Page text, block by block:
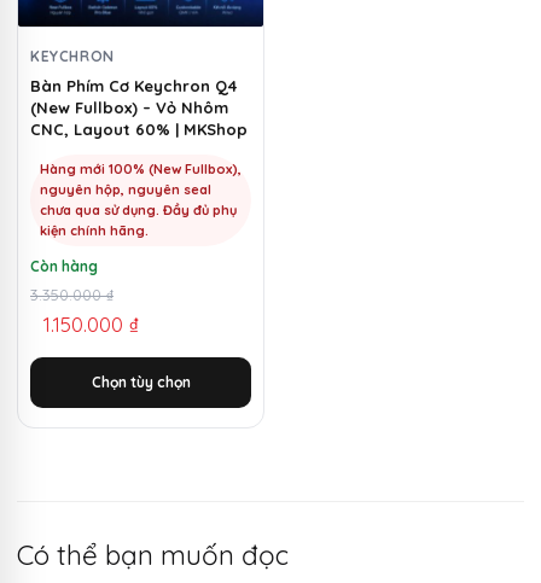
KEYCHRON
Bàn Phím Cơ Keychron Q4
(New Fullbox) – Vỏ Nhôm
CNC, Layout 60% | MKShop
Hàng mới 100% (New Fullbox),
nguyên hộp, nguyên seal
chưa qua sử dụng. Đầy đủ phụ
kiện chính hãng.
Còn hàng
3.350.000₫
Giá
gốc
là:
3.350.000 ₫.
1.150.000 ₫
Giá
hiện
tại
là:
1.150.000 ₫.
Chọn tùy chọn
tùy
chọn
có
thể
được
chọn
trên
trang
sản
phẩm
Có thể bạn muốn đọc